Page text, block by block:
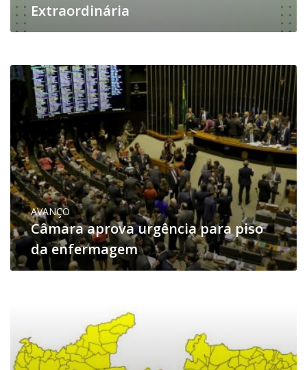
Extraordinária
AVANÇO
Câmara aprova urgência para piso
da enfermagem